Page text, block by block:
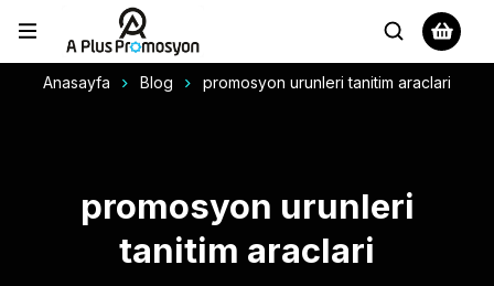
Anasayfa Blog promosyon urunleri tanitim araclari
promosyon urunleri
tanitim araclari